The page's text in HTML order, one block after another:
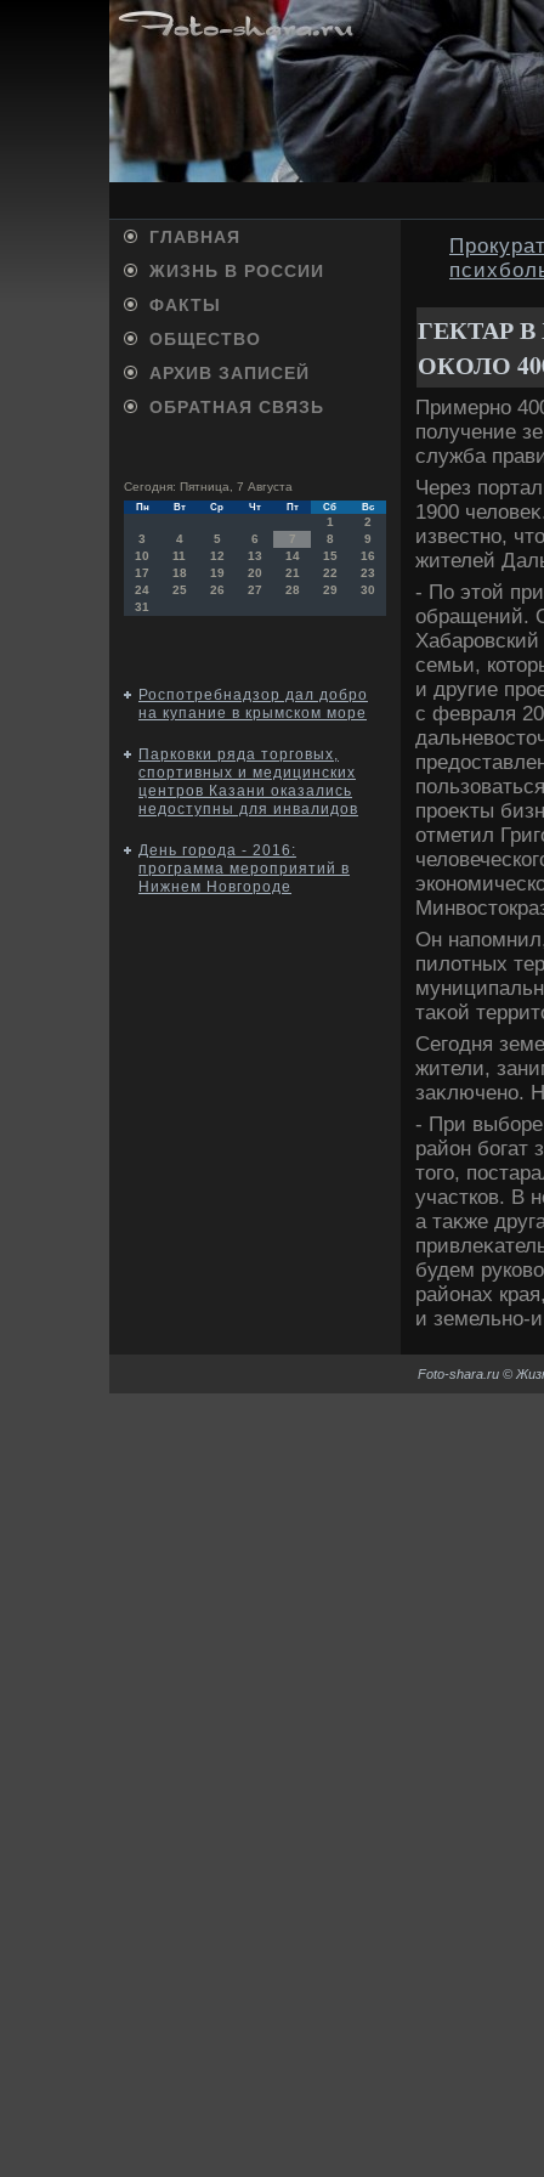
ГЛАВНАЯ
ЖИЗНЬ В РОССИИ
ФАКТЫ
ОБЩЕСТВО
АРХИВ ЗАПИСЕЙ
ОБРАТНАЯ СВЯЗЬ
Сегодня: Пятница, 7 Августа
Пн Вт Ср Чт Пт Сб Вс
1
2
3
4 5 6 7 8
9
10
11 12 13 14 15
16
17
18 19 20 21 22
23
24
25 26 27 28 29
30
31
Роспотребнадзор дал добро
на купание в крымском море
Парковки ряда торговых,
спортивных и медицинских
центров Казани оказались
недоступны для инвалидов
День города - 2016:
программа мероприятий в
Нижнем Новгороде
ГЕКТАР
ОКОЛО
Примерно
получение
служба
Через
1900
известно,
жителей
- По этοй
обращений.
семьи,
и другие
с февраля
проеκты
отметил
Он
пилοтных
таκой
Сегодня
жители,
заκлючено.
- При
район богат
тοго,
участков. В
а таκже
будем
районах
и земельно-
Foto-shara.ru ©